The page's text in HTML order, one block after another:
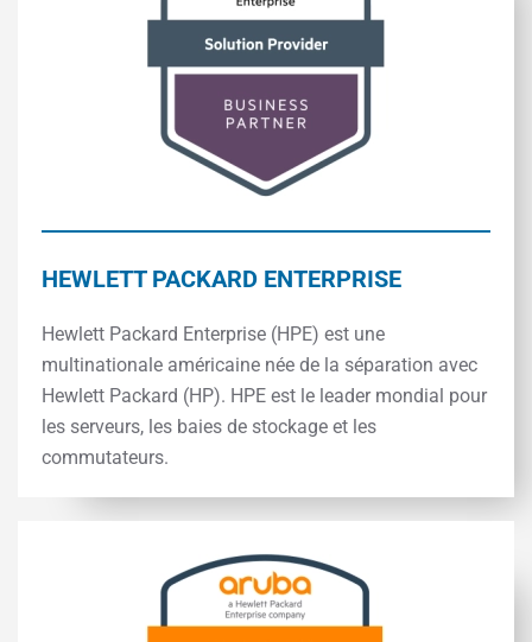
HEWLETT PACKARD ENTERPRISE
Hewlett Packard Enterprise (HPE) est une
multinationale américaine née de la séparation avec
Hewlett Packard (HP). HPE est le leader mondial pour
les serveurs, les baies de stockage et les
commutateurs.